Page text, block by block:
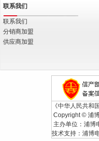
联系我们
联系我们
分销商加盟
供应商加盟
《中华人民共和
Copyright © 浦
主办单位：浦博
技术支持： 浦博